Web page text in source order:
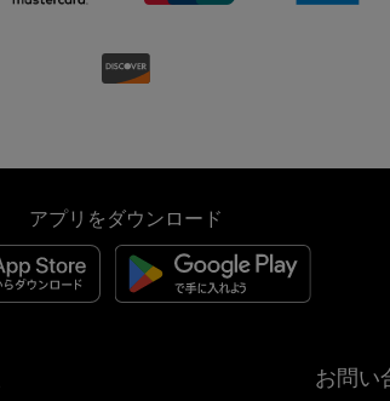
アプリをダウンロード
お問い